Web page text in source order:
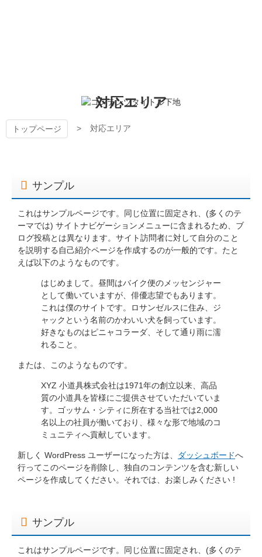
プ
対応エリア
トップページ 対応エリア
サンプル
これはサンプルページです。同じ位置に固定され、(多くのテ
ーマでは) サイトナビゲーションメニューに含まれるため、ブ
ログ投稿とは異なります。サイト訪問者に対して自分のこと
を説明する自己紹介ページを作成するのが一般的です。たと
えば以下のようなものです。
はじめまして。昼間はバイク便のメッセンジャー
として働いていますが、俳優志望でもあります。
これは僕のサイトです。ロサンゼルスに住み、ジ
ャックという名前のかわいい犬を飼っています。
好きなものはピニャコラーダ、そして通り雨に濡
れること。
または、このようなものです。
XYZ 小道具株式会社は1971年の創立以来、高品
質の小道具を皆様にご提供させていただいていま
す。ゴッサム・シティに所在する当社では2,000
名以上の社員が働いており、様々な形で地域のコ
ミュニティへ貢献しています。
新しく WordPress ユーザーになった方は、 ダッシュボードへ
行ってこのページを削除し、独自のコンテンツを含む新しい
ページを作成してください。それでは、お楽しみください !
サンプル
これはサンプルページです。同じ位置に固定され、(多くのテ